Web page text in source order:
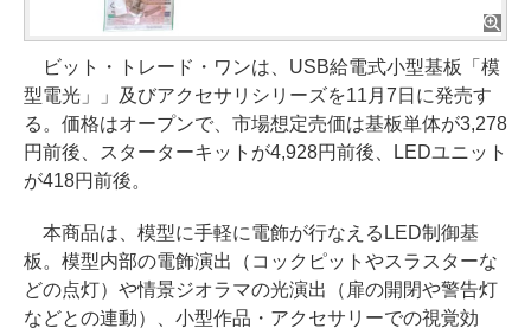
ビット・トレード・ワンは、USB給電式小型基板「模
型電光」」及びアクセサリシリーズを11月7日に発売す
る。価格はオープンで、市場想定売価は基板単体が3,278
円前後、スターターキットが4,928円前後、LEDユニット
が418円前後。
本商品は、模型に手軽に電飾が行なえるLED制御基
板。模型内部の電飾演出（コックピットやスラスターな
どの点灯）や情景ジオラマの光演出（扉の開閉や警告灯
などとの連動）、小型作品・アクセサリーでの視覚効